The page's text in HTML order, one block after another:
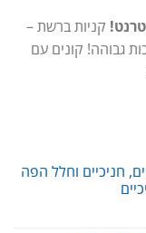
קניות ברשת –
גבוהה! קונים עם
חניכיים וחלל הפה